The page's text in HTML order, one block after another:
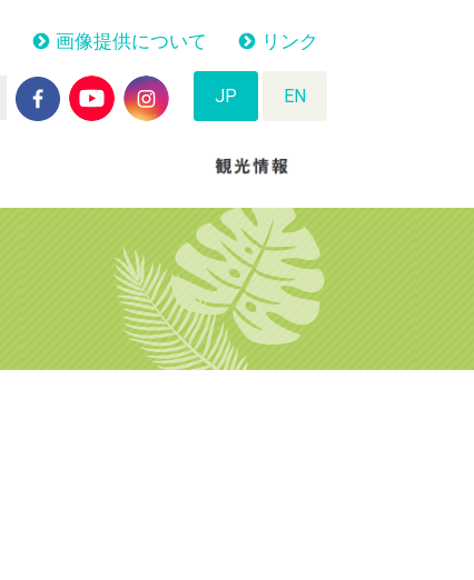
画像提供について リンク
JP EN